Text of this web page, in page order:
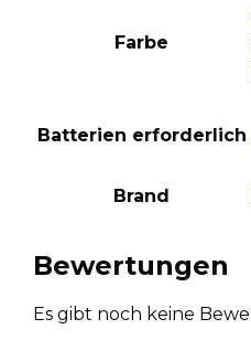
Farbe
Batterien erforderlich
Brand
Bewertungen
Es gibt noch keine